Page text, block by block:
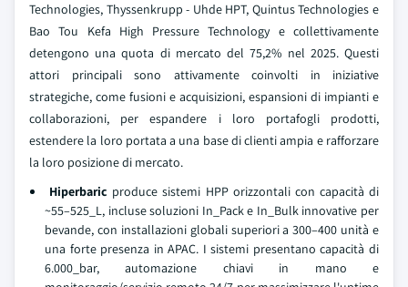
Technologies, Thyssenkrupp - Uhde HPT, Quintus Technologies e
Bao Tou Kefa High Pressure Technology e collettivamente
detengono una quota di mercato del 75,2% nel 2025. Questi
attori principali sono attivamente coinvolti in iniziative
strategiche, come fusioni e acquisizioni, espansioni di impianti e
collaborazioni, per espandere i loro portafogli prodotti,
estendere la loro portata a una base di clienti ampia e rafforzare
la loro posizione di mercato.
Hiperbaric produce sistemi HPP orizzontali con capacità di
~55–525_L, incluse soluzioni In_Pack e In_Bulk innovative per
bevande, con installazioni globali superiori a 300–400 unità e
una forte presenza in APAC. I sistemi presentano capacità di
6.000_bar, automazione chiavi in mano e